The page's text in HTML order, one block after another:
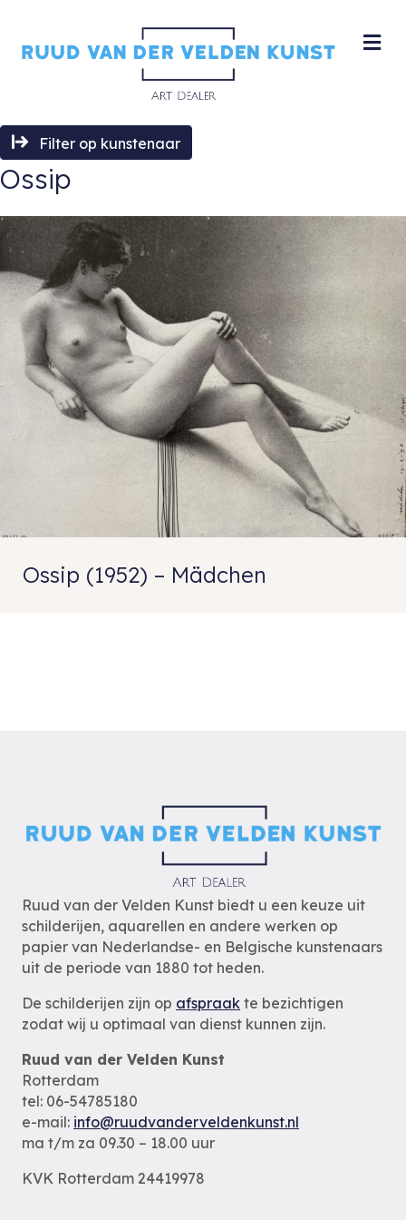
Filter op kunstenaar
Ossip
Ossip (1952) – Mädchen
Ruud van der Velden Kunst biedt u een keuze uit
schilderijen, aquarellen en andere werken op
papier van Nederlandse- en Belgische kunstenaars
uit de periode van 1880 tot heden.
De schilderijen zijn op afspraak te bezichtigen
zodat wij u optimaal van dienst kunnen zijn.
Ruud van der Velden Kunst
Rotterdam
tel: 06-54785180
e-mail: info@ruudvanderveldenkunst.nl
ma t/m za 09.30 – 18.00 uur
KVK Rotterdam 24419978